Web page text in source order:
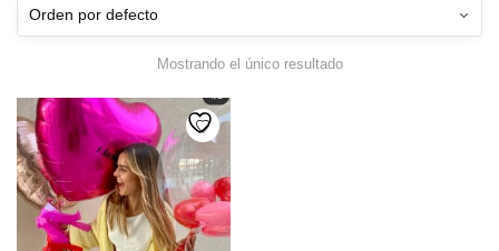
Mostrando el único resultado